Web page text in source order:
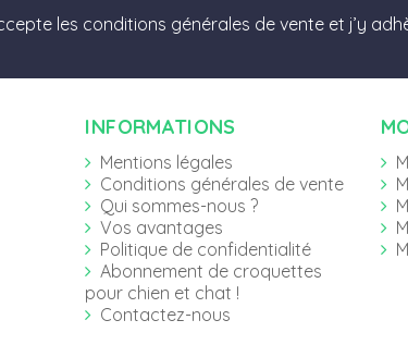
les conditions générales de vente et j’y
INFORMATIONS
Mentions légales
Conditions générales de vente
Qui sommes-nous ?
Vos avantages
Politique de confidentialité
Abonnement de croquettes
pour chien et chat !
Contactez-nous